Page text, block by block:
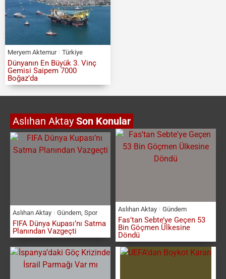
Meryem Aktemur Türkiye
Dünyanın En Büyük 3. Vinç
Gemisi Saipem 7000
Boğaz’da
Aslıhan Aktay Son Konular
Aslıhan Aktay Gündem, Spor
FIFA Dünya Kupası’nı Satma
Planından Vazgeçti
Aslıhan Aktay Gündem
Fas’tan Sebte’ye Geçen 53
Bin Göçmen Ülkesine
Döndü